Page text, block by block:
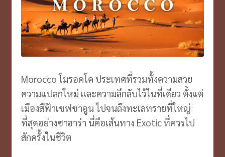
Morocco โมรอคโค ประเทศที่รวมทั้งความสวย
ความแปลกใหม่ และความลึกลับไว้ในที่เดียว ตั้งแต่
เมืองสีฟ้าเชฟชาอูน ไปจนถึงทะเลทรายที่ใหญ่
ที่สุดอย่างซาฮาร่า นี่คือเส้นทาง Exotic ที่ควรไป
สักครั้งในชีวิต